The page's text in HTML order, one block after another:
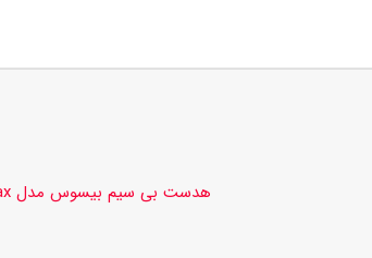
هدست بی سیم بیسوس مدل Bass 35 Max